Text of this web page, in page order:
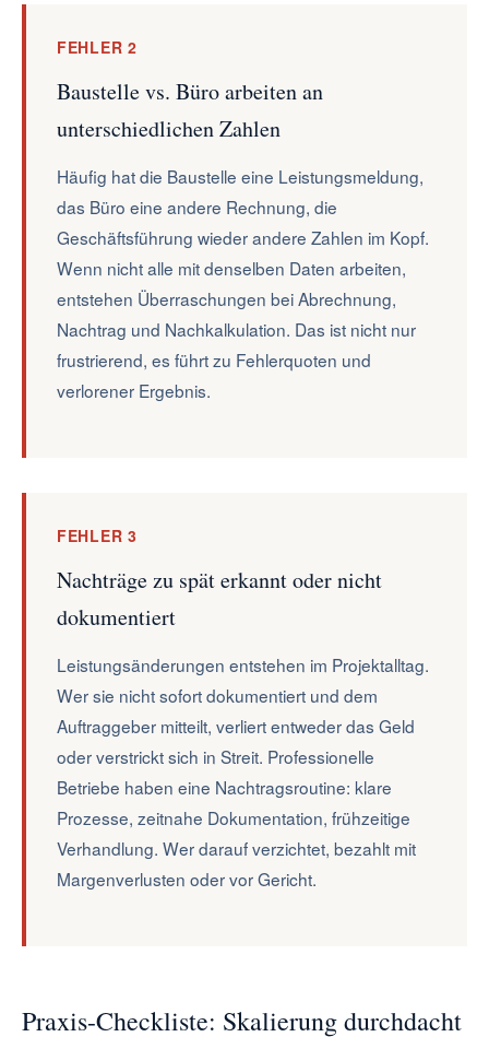
FEHLER 2
Baustelle vs. Büro arbeiten an
unterschiedlichen Zahlen
Häufig hat die Baustelle eine Leistungsmeldung,
das Büro eine andere Rechnung, die
Geschäftsführung wieder andere Zahlen im Kopf.
Wenn nicht alle mit denselben Daten arbeiten,
entstehen Überraschungen bei Abrechnung,
Nachtrag und Nachkalkulation. Das ist nicht nur
frustrierend, es führt zu Fehlerquoten und
verlorener Ergebnis.
FEHLER 3
Nachträge zu spät erkannt oder nicht
dokumentiert
Leistungsänderungen entstehen im Projektalltag.
Wer sie nicht sofort dokumentiert und dem
Auftraggeber mitteilt, verliert entweder das Geld
oder verstrickt sich in Streit. Professionelle
Betriebe haben eine Nachtragsroutine: klare
Prozesse, zeitnahe Dokumentation, frühzeitige
Verhandlung. Wer darauf verzichtet, bezahlt mit
Margenverlusten oder vor Gericht.
Praxis-Checkliste: Skalierung durchdacht